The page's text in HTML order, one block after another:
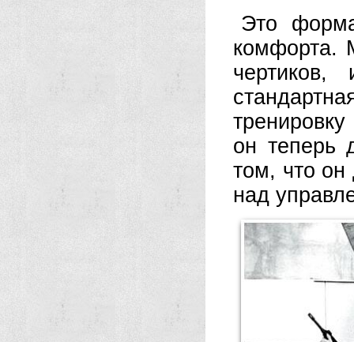
Это
комфорта.
он теперь
том, что он
над